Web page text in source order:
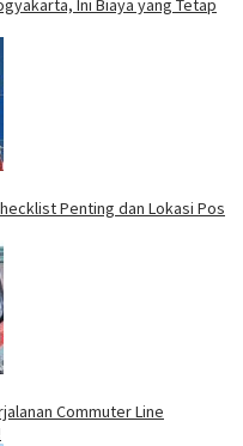
Ini Biaya yang Tetap
Penting dan Lokasi Pos
Commuter Line